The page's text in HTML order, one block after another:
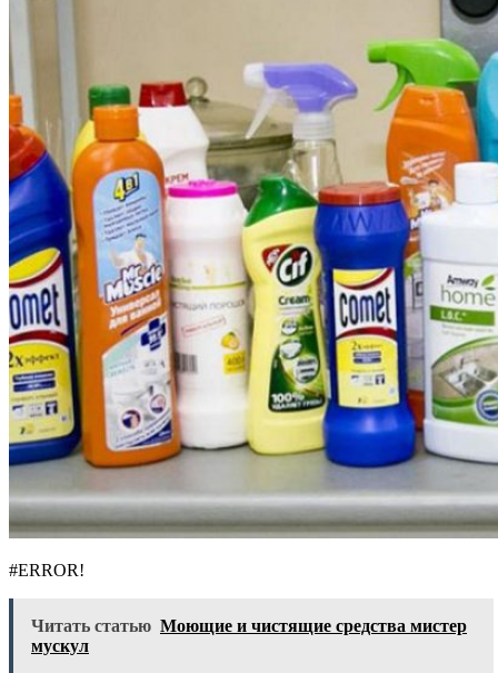
#ERROR!
Читать статью Моющие и чистящие средства мистер
мускул